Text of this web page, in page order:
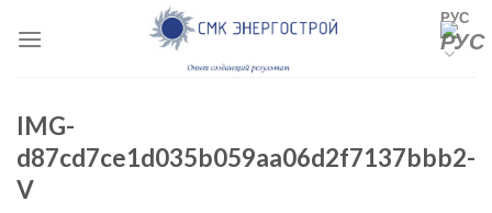
РУС
IMG-
d87cd7ce1d035b059aa06d2f7137bbb2-
V